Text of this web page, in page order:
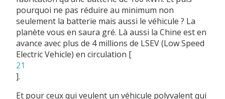
pourquoi ne pas réduire au minimum non
seulement la batterie mais aussi le véhicule ? La
planète vous en saura gré. Là aussi la Chine est en
avance avec plus de 4 millions de LSEV (Low Speed
Electric Vehicle) en circulation [
21
].
Et pour ceux qui veulent un véhicule polyvalent qui